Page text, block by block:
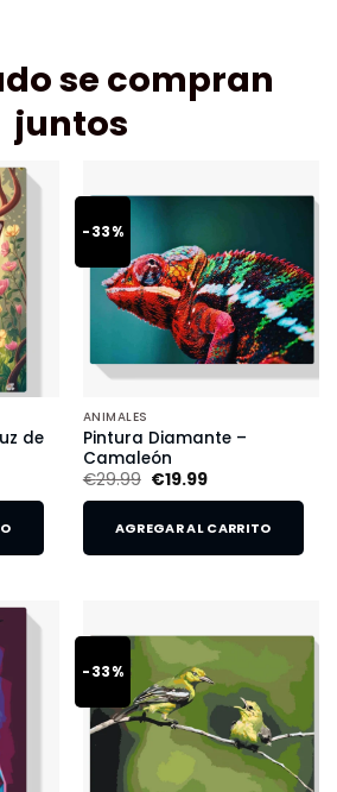
se compran
juntos
de
-33%
ANIMALES
Pintura Diamante –
Camaleón
€29.99 €19.99
AGREGAR AL CARRITO
-33%